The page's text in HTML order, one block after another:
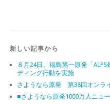
新しい記事から
８月24日、福島第一原発「
ディング行動を実施
さようなら原発 第38回オンラ
■さようなら原発1000万人ニュ